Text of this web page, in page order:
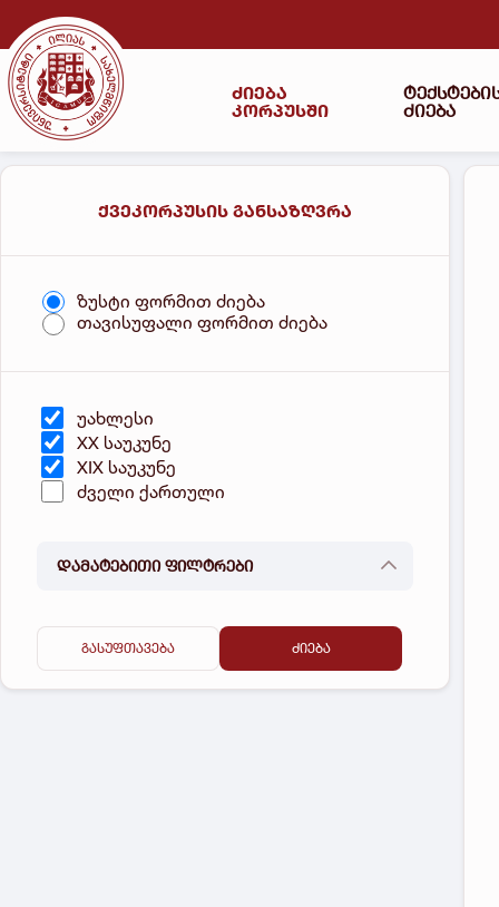
ძიება
კორპუსში
ძიება
ქვეკორპუსის განსაზღვრა
ზუსტი ფორმით ძიება
თავისუფალი ფორმით ძიება
უახლესი
XX საუკუნე
XIX საუკუნე
ძველი ქართული
დამატებითი ფილტრები
გასუფთავება ძიება